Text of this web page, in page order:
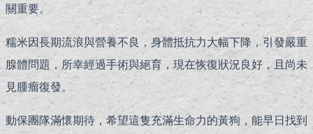
關重要。
糯米因長期流浪與營養不良，身體抵抗力大幅下降，引發嚴重
腺體問題，所幸經過手術與絕育，現在恢復狀況良好，且尚未
見腫瘤復發。
動保團隊滿懷期待，希望這隻充滿生命力的黃狗，能早日找到